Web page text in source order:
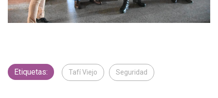
Etiquetas: Tafí Viejo Seguridad